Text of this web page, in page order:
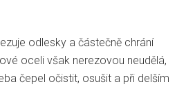
odlesky a částečně chrání
oceli však nerezovou neudělá,
čepel očistit, osušit a při delším